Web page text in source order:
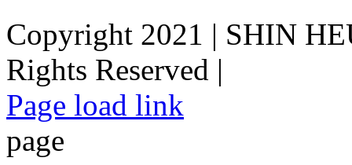
Copyright 2021 | SHIN
Rights Reserved |
Facebook
Twitter
Instagram
Pinterest
Page load link
page